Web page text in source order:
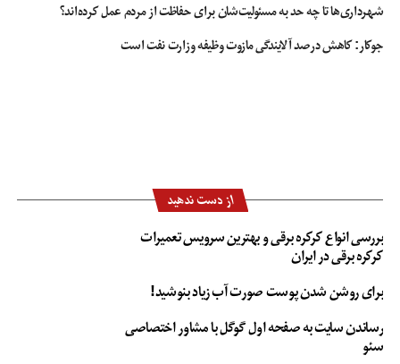
شهرداری‌ها تا چه حد به مسئولیت‌شان برای حفاظت از مردم عمل کرده‌اند؟
جوکار: کاهش درصد آلایندگی مازوت وظیفه وزارت نفت است
از دست ندهید
بررسی انواع کرکره برقی و بهترین سرویس تعمیرات
کرکره برقی در ایران
برای روشن شدن پوست صورت آب زیاد بنوشید!
رساندن سایت به صفحه اول گوگل با مشاور اختصاصی
سئو